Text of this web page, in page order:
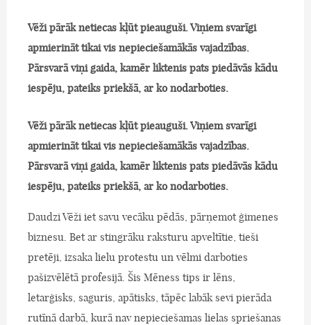
Vēži pārāk netiecas kļūt pieauguši. Viņiem svarīgi
apmierināt tikai vis nepieciešamākās vajadzības.
Pārsvarā viņi gaida, kamēr liktenis pats piedāvās kādu
iespēju, pateiks priekšā, ar ko nodarboties.
Vēži pārāk netiecas kļūt pieauguši. Viņiem svarīgi
apmierināt tikai vis nepieciešamākās vajadzības.
Pārsvarā viņi gaida, kamēr liktenis pats piedāvās kādu
iespēju, pateiks priekšā, ar ko nodarboties.
Daudzi Vēži iet savu vecāku pēdās, pārņemot ģimenes
biznesu. Bet ar stingrāku raksturu apveltītie, tieši
pretēji, izsaka lielu protestu un vēlmi darboties
pašizvēlētā profesijā. Šis Mēness tips ir lēns,
letarģisks, saguris, apātisks, tāpēc labāk sevi pierāda
rutīnā darbā, kurā nav nepieciešamas lielas spriešanas